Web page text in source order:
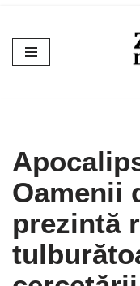
Sari
la
Oamenii
prezintă